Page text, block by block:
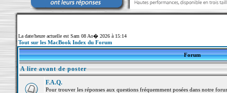
La date/heure actuelle est Sam 08 Ao� 2026 à 15:14
Tout sur les MacBook Index du Forum
Forum
A lire avant de poster
F.A.Q.
Pour trouver les réponses aux questions fréquemment posées dans notre